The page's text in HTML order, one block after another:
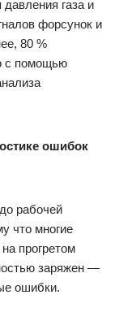
газа и
форсунок и
80 %
с помощью
ошибок
рабочей
что многие
прогретом
заряжен —
ошибки.